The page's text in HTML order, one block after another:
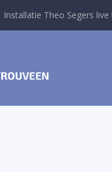
Installatie Theo Segers